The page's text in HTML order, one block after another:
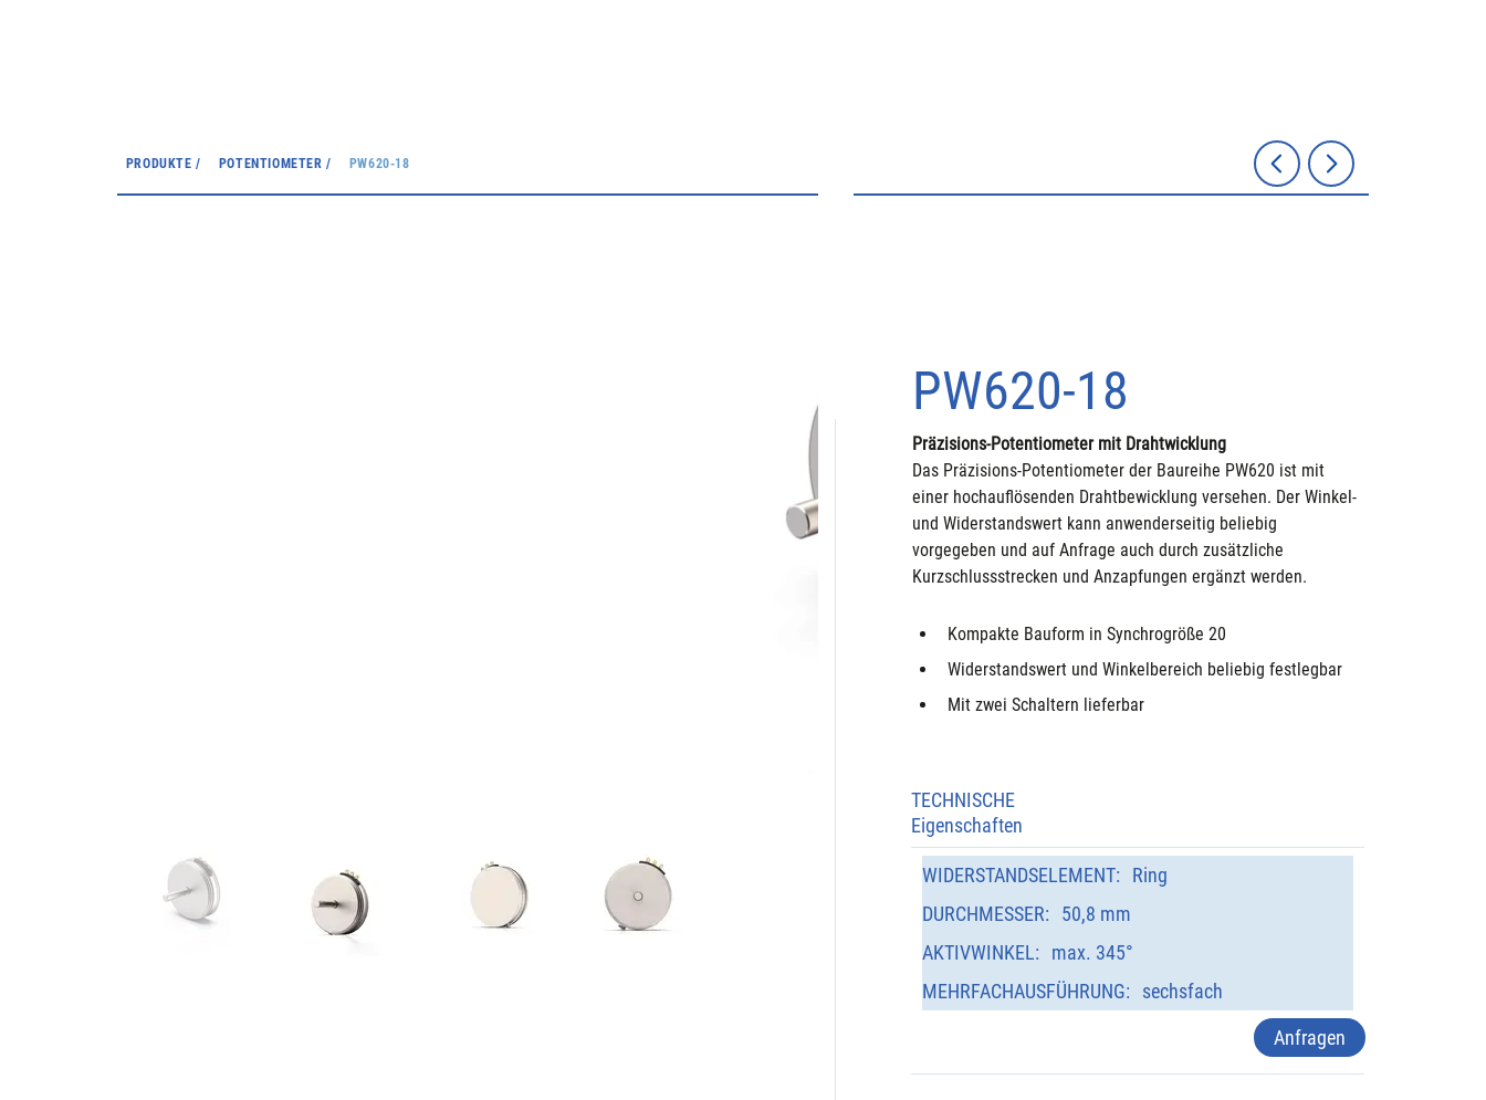
PRODUKTE / POTENTIOMETER / PW620-18
PW620-18
Präzisions-Potentiometer mit Drahtwicklung
Das Präzisions-Potentiometer der Baureihe PW620 ist mit
einer hochauflösenden Drahtbewicklung versehen. Der Winkel-
und Widerstandswert kann anwenderseitig beliebig
vorgegeben und auf Anfrage auch durch zusätzliche
Kurzschlussstrecken und Anzapfungen ergänzt werden.
Kompakte Bauform in Synchrogröße 20
Widerstandswert und Winkelbereich beliebig festlegbar
Mit zwei Schaltern lieferbar
TECHNISCHE
Eigenschaften
WIDERSTANDSELEMENT:
Ring
DURCHMESSER:
50,8 mm
AKTIVWINKEL:
max. 345°
MEHRFACHAUSFÜHRUNG:
sechsfach
Anfragen